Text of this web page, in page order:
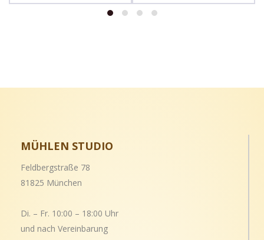
MÜHLEN STUDIO
Feldbergstraße 78
81825 München
Di. – Fr. 10:00 – 18:00 Uhr
und nach Vereinbarung